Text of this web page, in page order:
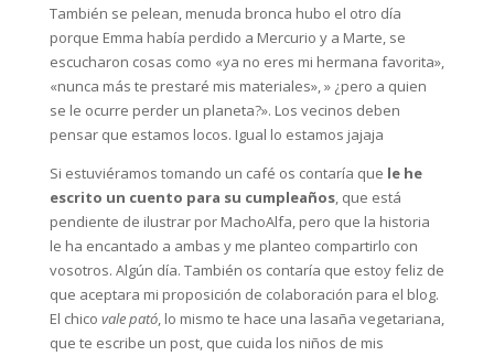
También se pelean, menuda bronca hubo el otro día
porque Emma había perdido a Mercurio y a Marte, se
escucharon cosas como «ya no eres mi hermana favorita»,
«nunca más te prestaré mis materiales», » ¿pero a quien
se le ocurre perder un planeta?». Los vecinos deben
pensar que estamos locos. Igual lo estamos jajaja
Si estuviéramos tomando un café os contaría que le he
escrito un cuento para su cumpleaños, que está
pendiente de ilustrar por MachoAlfa, pero que la historia
le ha encantado a ambas y me planteo compartirlo con
vosotros. Algún día. También os contaría que estoy feliz de
que aceptara mi proposición de colaboración para el blog.
El chico vale pató, lo mismo te hace una lasaña vegetariana,
que te escribe un post, que cuida los niños de mis